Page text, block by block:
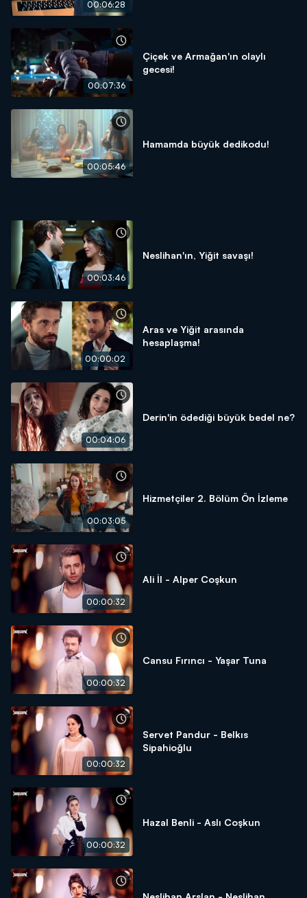
00:06:28
00:07:36
Çiçek ve Armağan'ın olaylı
gecesi!
00:05:46
Hamamda büyük dedikodu!
00:03:46
Neslihan'ın, Yiğit savaşı!
00:00:02
Aras ve Yiğit arasında
hesaplaşma!
00:04:06
Derin'in ödediği büyük bedel ne?
00:03:05
Hizmetçiler 2. Bölüm Ön İzleme
00:00:32
Ali İl - Alper Coşkun
00:00:32
Cansu Fırıncı - Yaşar Tuna
00:00:32
Servet Pandur - Belkıs
Sipahioğlu
00:00:32
Hazal Benli - Aslı Coşkun